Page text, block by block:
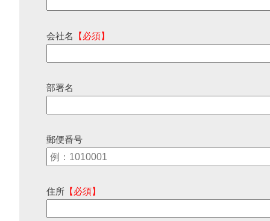
会社名 【必須】
部署名
郵便番号
住所 【必須】